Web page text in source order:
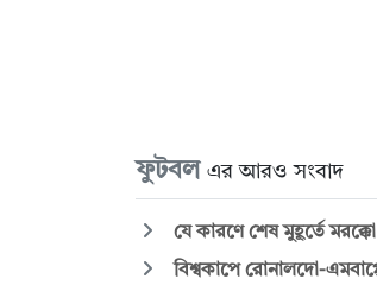
ফুটবল এর আরও সংবাদ
যে কারণে শেষ মুহূর্তে
বিশ্বকাপে রোনালদো-